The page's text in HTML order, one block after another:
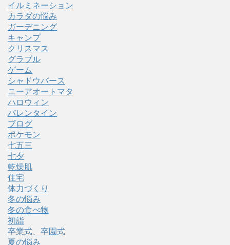
イルミネーション
カラダの悩み
ガーデニング
キャンプ
クリスマス
グラブル
ゲーム
シャドウバース
ニーアオートマタ
ハロウィン
バレンタイン
ブログ
ポケモン
七五三
七夕
乾燥肌
住宅
体力づくり
冬の悩み
冬の食べ物
初詣
卒業式、卒園式
夏の悩み